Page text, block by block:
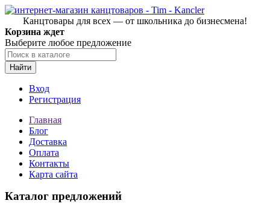
Канцтовары для всех — от школьника до бизнесмена!
Корзина ждет
Выберите любое предложение
Найти
Вход
Регистрация
Главная
Блог
Доставка
Оплата
Контакты
Карта сайта
Каталог предложений